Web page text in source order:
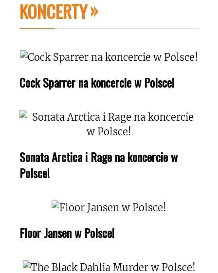
KONCERTY
Cock Sparrer na koncercie w Polsce!
Sonata Arctica i Rage na koncercie w
Polsce!
Floor Jansen w Polsce!